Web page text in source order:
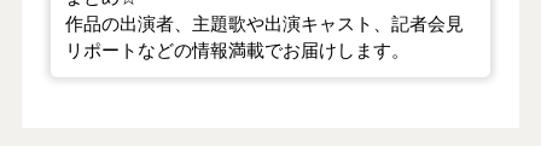
作品の出演者、主題歌や出演キャスト、記者会見
リポートなどの情報満載でお届けします。